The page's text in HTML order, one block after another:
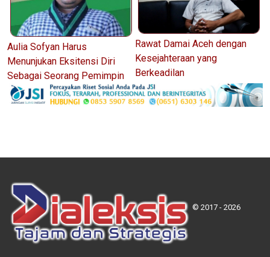
Aulia Sofyan Harus
Menunjukan Eksitensi Diri
Sebagai Seorang Pemimpin
Rawat Damai Aceh dengan
Kesejahteraan yang
Berkeadilan
© 2017 - 2026